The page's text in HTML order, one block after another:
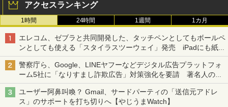
アクセスランキング
1時間 24時間 1週間 1カ月
エレコム、ゼブラと共同開発した、タッチペンとしてもボールペ
ンとしても使える「スタイラスツーウェイ」発売 iPadにも紙に
も、持ち替えずに書き込める
警察庁ら、Google、LINEヤフーなどデジタル広告プラットフォ
ーム5社に「なりすまし詐欺広告」対策強化を要請 著名人の写
真や映像を使った投資詐欺などへの対策として
ユーザー阿鼻叫喚？ Gmail、サードパーティの「送信元アドレ
ス」のサポートを打ち切りへ【やじうまWatch】